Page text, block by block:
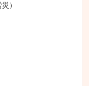
）